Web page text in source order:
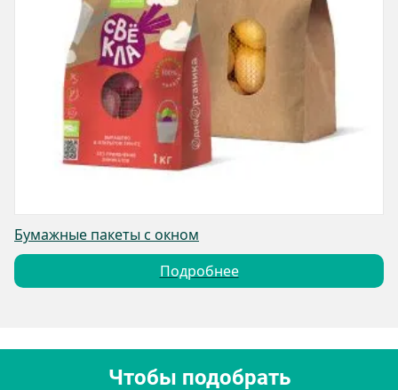
Бумажные пакеты с окном
Подробнее
Чтобы подобрать